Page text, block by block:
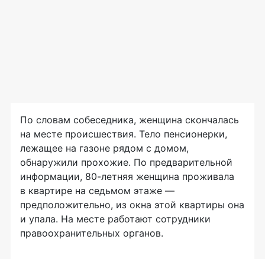
По словам собеседника, женщина скончалась
на месте происшествия. Тело пенсионерки,
лежащее на газоне рядом с домом,
обнаружили прохожие. По предварительной
информации, 80-летняя женщина проживала
в квартире на седьмом этаже —
предположительно, из окна этой квартиры она
и упала. На месте работают сотрудники
правоохранительных органов.